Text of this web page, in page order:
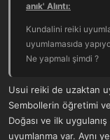
– Radyo 4’e
kavrarsınız.
sisteminizi reiki
ayarlamaktır.
yetenekler
güvenli bir yoludur.
sağlık tedavilerini ve
anık' Alıntı:
Kundalini reiki
uyumlamasıda
Ne yapmalı şimdi ?
Usui reiki de uzaktan
Sembollerin öğretimi
Doğası ve ilk
uyumlanma var. Aynı